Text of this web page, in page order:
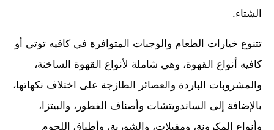
الشتاء.
تتنوع خيارات الطعام والوجبات المتوافرة في كافيه توتي أو
كافيه أنواع القهوة، وهي شاملة لأنواع القهوة الساخنة،
والمشروبات الباردة والعصائر الطازجة على اختلاف نكهاتها،
بالإضافة إلى الساندويتشات وأصناف الفطور، والبيتزا،
وأنواع المكرونة، ومقبلات، والشوربة، وأطباق اللحوم